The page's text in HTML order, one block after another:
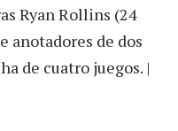
Ryan Rollins (24
anotadores de dos
de cuatro juegos. |